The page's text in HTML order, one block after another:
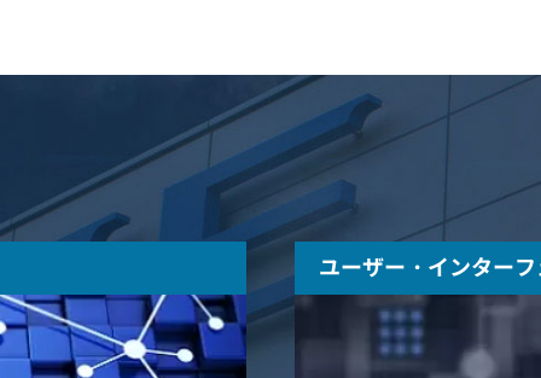
ユーザー・インター